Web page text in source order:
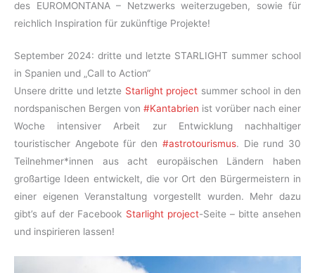
des EUROMONTANA – Netzwerks weiterzugeben, sowie für
reichlich Inspiration für zukünftige Projekte!
September 2024: dritte und letzte STARLIGHT summer school
in Spanien und „Call to Action“
Unsere dritte und letzte Starlight project summer school in den
nordspanischen Bergen von #Kantabrien ist vorüber nach einer
Woche intensiver Arbeit zur Entwicklung nachhaltiger
touristischer Angebote für den #astrotourismus. Die rund 30
Teilnehmer*innen aus acht europäischen Ländern haben
großartige Ideen entwickelt, die vor Ort den Bürgermeistern in
einer eigenen Veranstaltung vorgestellt wurden. Mehr dazu
gibt’s auf der Facebook Starlight project-Seite – bitte ansehen
und inspirieren lassen!